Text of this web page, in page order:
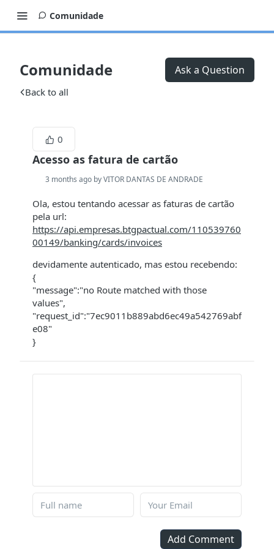
Comunidade
Comunidade Ask a Question
Back to all
0
Acesso as fatura de cartão
3 months ago by VITOR DANTAS DE ANDRADE
Ola, estou tentando acessar as faturas de cartão
pela url:
https://api.empresas.btgpactual.com/110539760
00149/banking/cards/invoices
devidamente autenticado, mas estou recebendo:
{
"message":"no Route matched with those
values",
"request_id":"7ec9011b889abd6ec49a542769abf
e08"
}
Add Comment